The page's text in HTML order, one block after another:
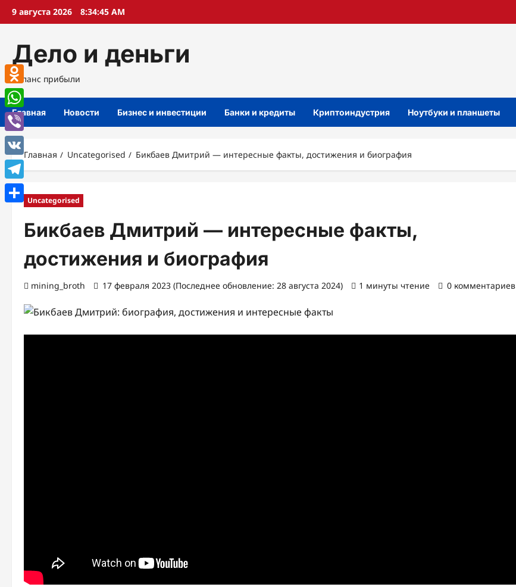
Перейти
9 августа 2026 8:34:46 AM
Дело и деньги
Баланс прибыли
Главная Новости Бизнес и инвестиции Банки и кредиты Криптоиндустрия Ноутбуки и планшеты
Главная Uncategorised Бикбаев Дмитрий — интересные факты, достижения и биография
Uncategorised
Бикбаев Дмитрий — интересные факты,
достижения и биография
mining_broth 17 февраля 2023 (Последнее обновление: 28 августа 2024) 1 минуты чтение 0 комментариев
Odnoklassniki
WhatsApp
Viber
VK
Telegram